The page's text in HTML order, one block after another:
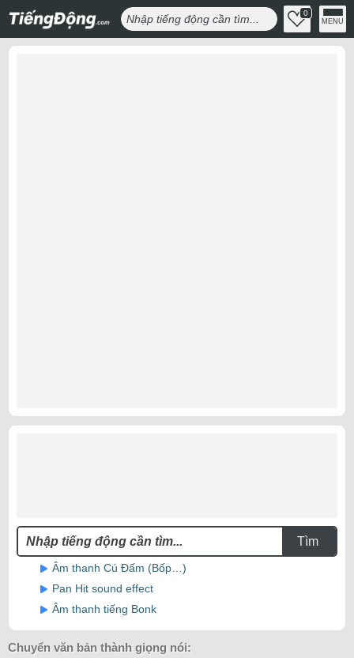
0
MENU
Tìm
Âm thanh Cú Đấm (Bốp…)
Pan Hit sound effect
Âm thanh tiếng Bonk
Chuyển văn bản thành giọng nói: